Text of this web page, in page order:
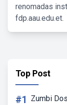
renomadas
fdp.aau.edu.et.
Top Post
#1 Zumbi